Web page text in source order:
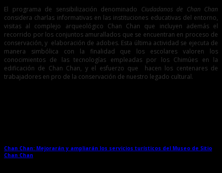
El programa de sensibilización denominado Ciudadanos de Chan Chan
considera charlas informativas en las instituciones educativas del entorno,
visitas al complejo arqueológico Chan Chan que incluyen además el
recorrido por los conjuntos amurallados que se encuentran en proceso de
conservación, y elaboración de adobes. Esta última actividad se ejecuta de
manera simbólica con la finalidad que los escolares valoren los
conocimientos de las tecnologías empleadas por los Chimúes en la
edificación de Chan Chan, y el esfuerzo que hacen los centenares de
trabajadores en pro de la conservación de nuestro legado cultural.
Chan Chan: Mejorarán y ampliarán los servicios turísticos del Museo de Sitio
Chan Chan